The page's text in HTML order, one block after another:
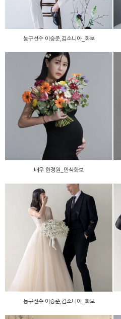
농구선수 이승준,김소니아_화보
배우 한정원_만삭화보
배우 한정원_만삭화보
농구선수 이승준,김소니아_
화보
농구선수 이승준,김소니아_화보